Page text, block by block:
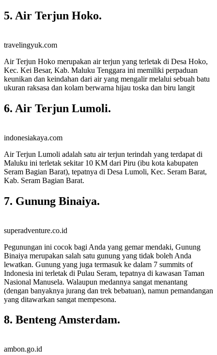
5. Air Terjun Hoko.
travelingyuk.com
Air Terjun Hoko merupakan air terjun yang terletak di Desa Hoko,
Kec. Kei Besar, Kab. Maluku Tenggara ini memiliki perpaduan
keunikan dan keindahan dari air yang mengalir melalui sebuah batu
ukuran raksasa dan kolam berwarna hijau toska dan biru langit
6. Air Terjun Lumoli.
indonesiakaya.com
Air Terjun Lumoli adalah satu air terjun terindah yang terdapat di
Maluku ini terletak sekitar 10 KM dari Piru (ibu kota kabupaten
Seram Bagian Barat), tepatnya di Desa Lumoli, Kec. Seram Barat,
Kab. Seram Bagian Barat.
7. Gunung Binaiya.
superadventure.co.id
Pegunungan ini cocok bagi Anda yang gemar mendaki, Gunung
Binaiya merupakan salah satu gunung yang tidak boleh Anda
lewatkan. Gunung yang juga termasuk ke dalam 7 summits of
Indonesia ini terletak di Pulau Seram, tepatnya di kawasan Taman
Nasional Manusela. Walaupun medannya sangat menantang
(dengan banyaknya jurang dan trek bebatuan), namun pemandangan
yang ditawarkan sangat mempesona.
8. Benteng Amsterdam.
ambon.go.id